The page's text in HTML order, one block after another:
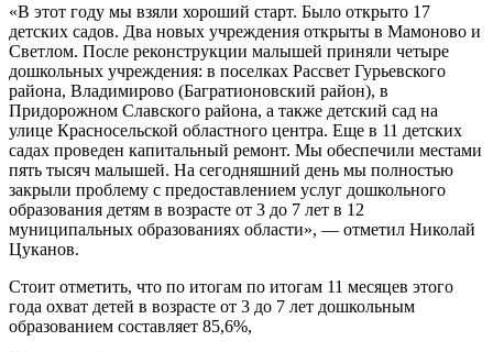
«В этот году мы взяли хороший старт. Было открыто 17
детских садов. Два новых учреждения открыты в Мамоново и
Светлом. После реконструкции малышей приняли четыре
дошкольных учреждения: в поселках Рассвет Гурьевского
района, Владимирово (Багратионовский район), в
Придорожном Славского района, а также детский сад на
улице Красносельской областного центра. Еще в 11 детских
садах проведен капитальный ремонт. Мы обеспечили местами
пять тысяч малышей. На сегодняшний день мы полностью
закрыли проблему с предоставлением услуг дошкольного
образования детям в возрасте от 3 до 7 лет в 12
муниципальных образованиях области», — отметил Николай
Цуканов.
Стоит отметить, что по итогам по итогам 11 месяцев этого
года охват детей в возрасте от 3 до 7 лет дошкольным
образованием составляет 85,6%,